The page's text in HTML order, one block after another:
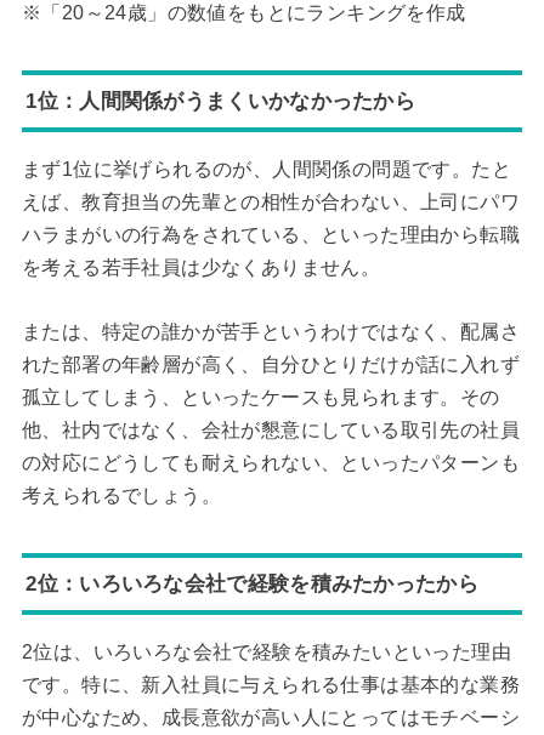
※「20～24歳」の数値をもとにランキングを作成
1位：人間関係がうまくいかなかったから
まず1位に挙げられるのが、人間関係の問題です。たと
えば、教育担当の先輩との相性が合わない、上司にパワ
ハラまがいの行為をされている、といった理由から転職
を考える若手社員は少なくありません。
または、特定の誰かが苦手というわけではなく、配属さ
れた部署の年齢層が高く、自分ひとりだけが話に入れず
孤立してしまう、といったケースも見られます。その
他、社内ではなく、会社が懇意にしている取引先の社員
の対応にどうしても耐えられない、といったパターンも
考えられるでしょう。
2位：いろいろな会社で経験を積みたかったから
2位は、いろいろな会社で経験を積みたいといった理由
です。特に、新入社員に与えられる仕事は基本的な業務
が中心なため、成長意欲が高い人にとってはモチベーシ